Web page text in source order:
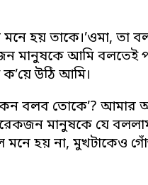
হয় তাকে।’ওমা, তা
মানুষকে আমি বলতেই
উঠি আমি।
বলব তোকে’? আমার
মানুষকে যে
মনে হয় না, মুখটাকেও